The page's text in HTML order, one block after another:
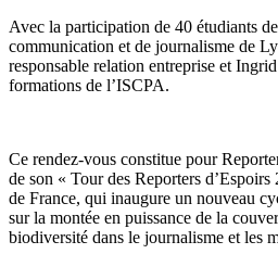
Avec la participation de 40 étudiants
communication et de journalisme de
responsable relation entreprise et
formations de l’ISCPA.
Ce rendez-vous constitue pour
de son « Tour des Reporters
de France, qui inaugure un nouveau
sur la montée en puissance de la
biodiversité dans le journalisme et les